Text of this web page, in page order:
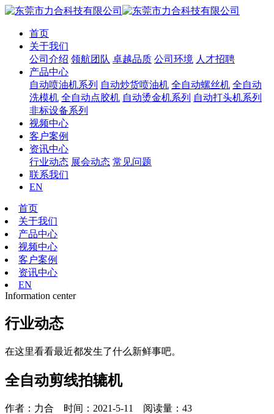
首页
关于我们
公司介绍 领航团队 卓越品质 公司环境 人才招聘
产品中心
自动喷油机系列 自动炒货喷油机 全自动螺丝机 全自动
洗模机 全自动点胶机 自动烫金机系列 自动打头机系列
非标设备系列
视频中心
客户案例
资讯中心
行业动态 展会动态 常见问题
联系我们
EN
首页
关于我们
产品中心
视频中心
客户案例
资讯中心
EN
Information center
行业动态
在这里看看最近都发生了什么新鲜事吧。
全自动剪线拍辘机
作者：力合 时间：2021-5-11 阅读量： 43